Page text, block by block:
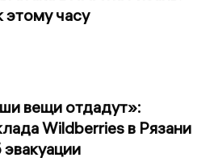
этому часу
вещи отдадут»:
Wildberries в Рязани